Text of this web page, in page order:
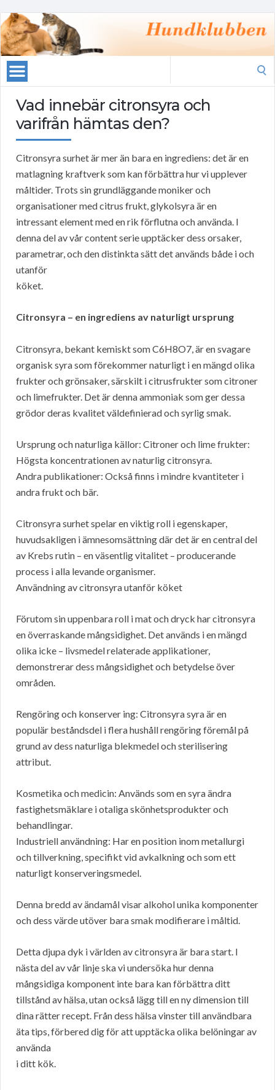
Vad innebär citronsyra och
varifrån hämtas den?
Citronsyra surhet är mer än bara en ingrediens: det är en
matlagning kraftverk som kan förbättra hur vi upplever
måltider. Trots sin grundläggande moniker och
organisationer med citrus frukt, glykolsyra är en
intressant element med en rik förflutna och använda. I
denna del av vår content serie upptäcker dess orsaker,
parametrar, och den distinkta sätt det används både i och
utanför
köket.
Citronsyra – en ingrediens av naturligt ursprung
Citronsyra, bekant kemiskt som C6H8O7, är en svagare
organisk syra som förekommer naturligt i en mängd olika
frukter och grönsaker, särskilt i citrusfrukter som citroner
och limefrukter. Det är denna ammoniak som ger dessa
grödor deras kvalitet väldefinierad och syrlig smak.
Ursprung och naturliga källor: Citroner och lime frukter:
Högsta koncentrationen av naturlig citronsyra.
Andra publikationer: Också finns i mindre kvantiteter i
andra frukt och bär.
Citronsyra surhet spelar en viktig roll i egenskaper,
huvudsakligen i ämnesomsättning där det är en central del
av Krebs rutin – en väsentlig vitalitet – producerande
process i alla levande organismer.
Användning av citronsyra utanför köket
Förutom sin uppenbara roll i mat och dryck har citronsyra
en överraskande mångsidighet. Det används i en mängd
olika icke – livsmedel relaterade applikationer,
demonstrerar dess mångsidighet och betydelse över
områden.
Rengöring och konserver ing: Citronsyra syra är en
populär beståndsdel i flera hushåll rengöring föremål på
grund av dess naturliga blekmedel och sterilisering
attribut.
Kosmetika och medicin: Används som en syra ändra
fastighetsmäklare i otaliga skönhetsprodukter och
behandlingar.
Industriell användning: Har en position inom metallurgi
och tillverkning, specifikt vid avkalkning och som ett
naturligt konserveringsmedel.
Denna bredd av ändamål visar alkohol unika komponenter
och dess värde utöver bara smak modifierare i måltid.
Detta djupa dyk i världen av citronsyra är bara start. I
nästa del av vår linje ska vi undersöka hur denna
mångsidiga komponent inte bara kan förbättra ditt
tillstånd av hälsa, utan också lägg till en ny dimension till
dina rätter recept. Från dess hälsa vinster till användbara
äta tips, förbered dig för att upptäcka olika belöningar av
använda
i ditt kök.